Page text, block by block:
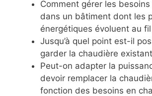
Comment gérer les
dans un bâtiment dont les
énergétiques évoluent au
Jusqu’à quel point est-il
garder la chaudière
Peut-on adapter la
devoir remplacer la
fonction des besoins en